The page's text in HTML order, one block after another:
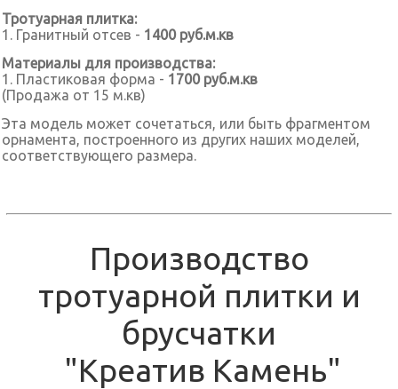
Тротуарная плитка:
1. Гранитный отсев - 1400 руб.м.кв
Материалы для производства:
1. Пластиковая форма - 1700 руб.м.кв
(Продажа от 15 м.кв)
Эта модель может сочетаться, или быть фрагментом
орнамента, построенного из других наших моделей,
соответствующего размера.
Производство
тротуарной плитки и
брусчатки
"Креатив Камень"